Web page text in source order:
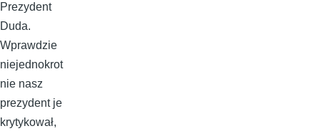
Prezydent
Duda.
Wprawdzie
niejednokrot
nie nasz
prezydent je
krytykował,